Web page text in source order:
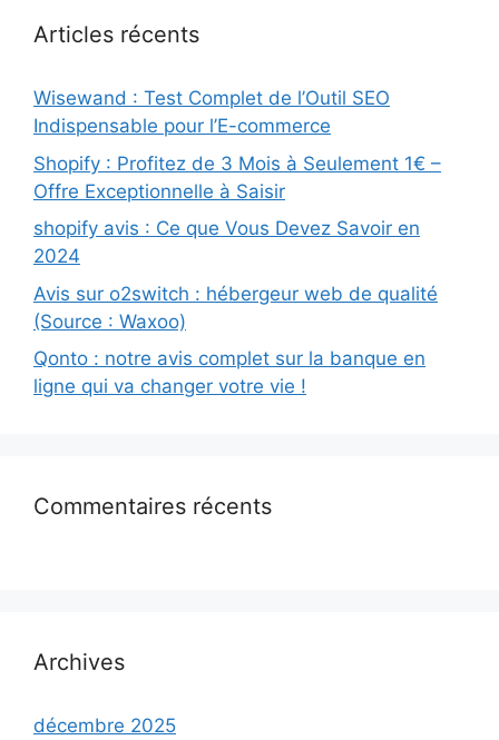
Articles récents
Wisewand : Test Complet de l’Outil SEO
Indispensable pour l’E-commerce
Shopify : Profitez de 3 Mois à Seulement 1€ –
Offre Exceptionnelle à Saisir
shopify avis : Ce que Vous Devez Savoir en
2024
Avis sur o2switch : hébergeur web de qualité
(Source : Waxoo)
Qonto : notre avis complet sur la banque en
ligne qui va changer votre vie !
Commentaires récents
Archives
décembre 2025